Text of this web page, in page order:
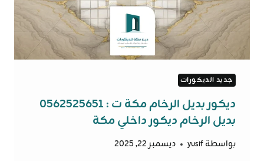
جديد الديكورات
ديكور بديل الرخام مكة ت : 0562525651
بديل الرخام ديكور داخلي مكة
بواسطةyusif ديسمبر 22, 2025